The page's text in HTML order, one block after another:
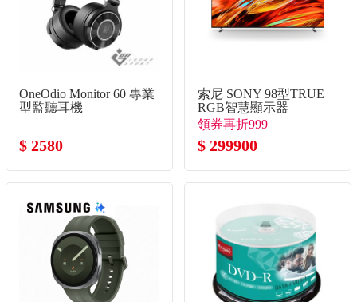
OneOdio Monitor 60 專業
型監聽耳機
$ 2580
索尼 SONY 98型TRUE
RGB智慧顯示器
領券再折999
$ 299900